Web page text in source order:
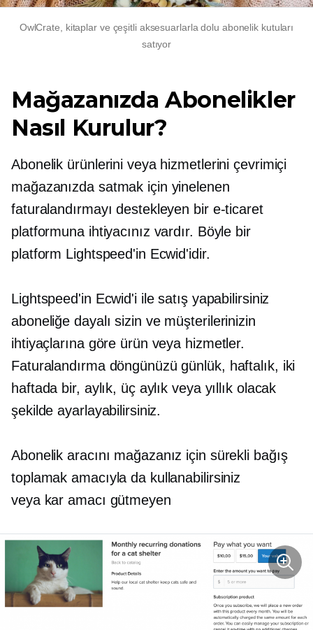
OwlCrate, kitaplar ve çeşitli aksesuarlarla dolu abonelik kutuları
satıyor
Mağazanızda Abonelikler
Nasıl Kurulur?
Abonelik ürünlerini veya hizmetlerini çevrimiçi
mağazanızda satmak için yinelenen
faturalandırmayı destekleyen bir e-ticaret
platformuna ihtiyacınız vardır. Böyle bir
platform Lightspeed'in Ecwid'idir.
Lightspeed'in Ecwid'i ile satış yapabilirsiniz
aboneliğe dayalı sizin ve müşterilerinizin
ihtiyaçlarına göre ürün veya hizmetler.
Faturalandırma döngünüzü günlük, haftalık, iki
haftada bir, aylık, üç aylık veya yıllık olacak
şekilde ayarlayabilirsiniz.
Abonelik aracını mağazanız için sürekli bağış
toplamak amacıyla da kullanabilirsiniz
veya kar amacı gütmeyen